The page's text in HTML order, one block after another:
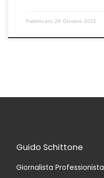
Pubblicato 28 Ottobre 2022
Guido Schittone
Giornalista Professionista